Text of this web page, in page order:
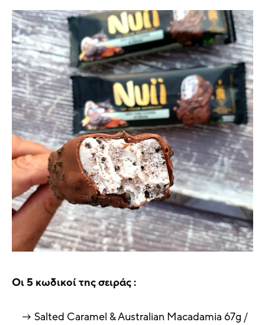
Οι 5 κωδικοί της σειράς :
Salted Caramel & Australian Macadamia 67g /